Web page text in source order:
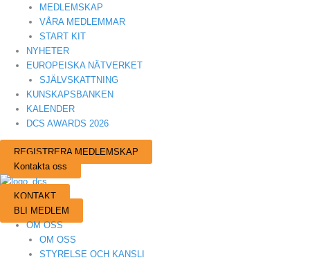
MEDLEMSKAP
VÅRA MEDLEMMAR
START KIT
NYHETER
EUROPEISKA NÄTVERKET
SJÄLVSKATTNING
KUNSKAPSBANKEN
KALENDER
DCS AWARDS 2026
REGISTRERA MEDLEMSKAP
Kontakta oss
KONTAKT
BLI MEDLEM
OM OSS
OM OSS
STYRELSE OCH KANSLI